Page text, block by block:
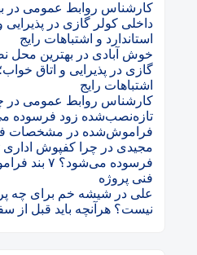
کارشناس روابط عمومی در
داخلی کولر گازی در پذیرایی
استاندارد و اشتباهات رایج
خوش آبادی در بهترین محل
گازی در پذیرایی و اتاق
اشتباهات رایج
کارشناس روابط عمومی در
فراموش‌شده در مشخصات
مجیدی در چرا کفپوش
فرسوده
فنی پروژه
علی در شیشه خم برای چه
نیست؟ هرآنچه باید قبل از